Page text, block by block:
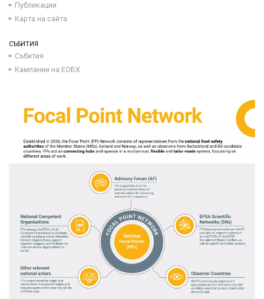
Публикации
Карта на сайта
СЪБИТИЯ
Събития
Кампании на ЕОБХ